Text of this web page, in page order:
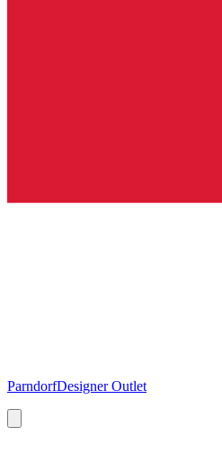
ParndorfDesigner Outlet